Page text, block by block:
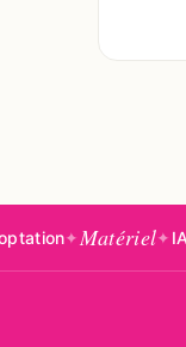
✦IA✦Signatures